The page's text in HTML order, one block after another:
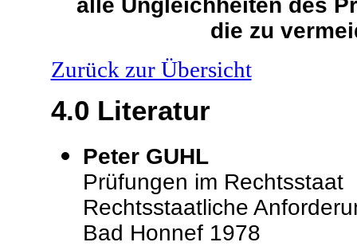
alle Ungleichheiten des
die zu
Zurück zur Übersicht
4.0 Literatur
Peter GUHL
Prüfungen im Rechtsstaat
Rechtsstaatliche
Bad Honnef 1978